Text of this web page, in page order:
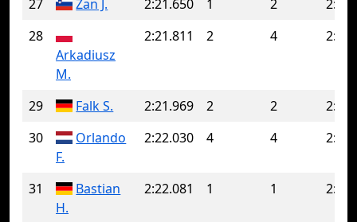
27 Žan J. 2:21.650 1 2
28
Arkadiusz
M.
2:21.811 2 4
29 Falk S. 2:21.969 2 2
30
Orlando
F.
2:22.030 4 4
31
Bastian
H.
2:22.081 1 1